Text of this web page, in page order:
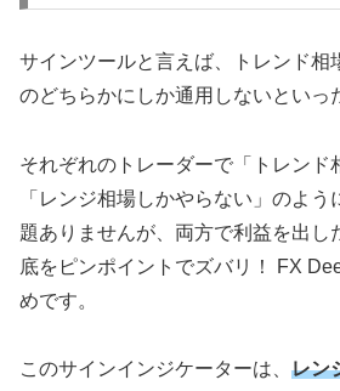
サインツールと言えば、トレンド相
のどちらかにしか通用しないといっ
それぞれのトレーダーで「トレンド
「レンジ相場しかやらない」のよ
題ありませんが、両方で利益を出し
底をピンポイントでズバリ！ FX
めです。
このサインインジケーターは、 レン